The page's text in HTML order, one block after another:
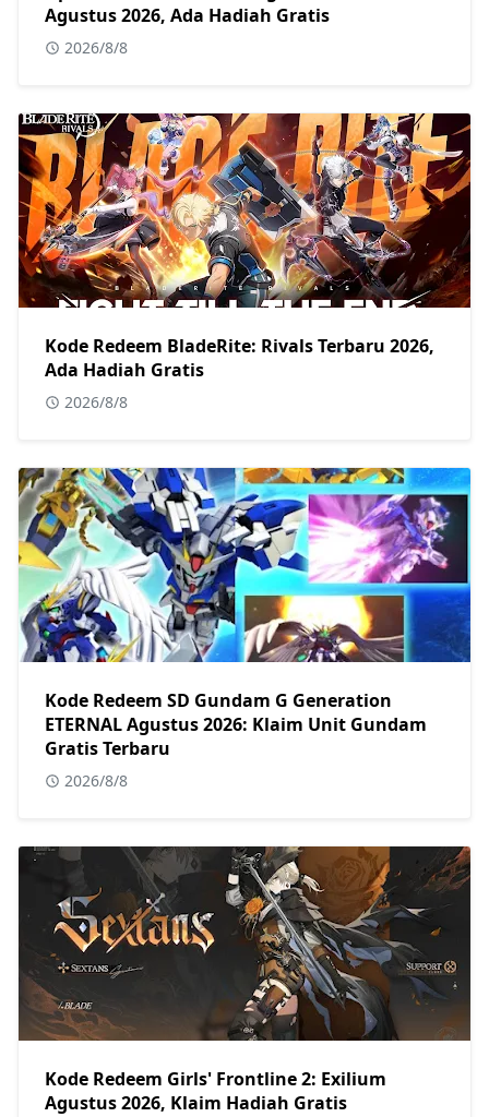
Agustus 2026, Ada Hadiah Gratis
2026/8/8
Kode Redeem BladeRite: Rivals Terbaru 2026,
Ada Hadiah Gratis
2026/8/8
Kode Redeem SD Gundam G Generation
ETERNAL Agustus 2026: Klaim Unit Gundam
Gratis Terbaru
2026/8/8
Kode Redeem Girls' Frontline 2: Exilium
Agustus 2026, Klaim Hadiah Gratis